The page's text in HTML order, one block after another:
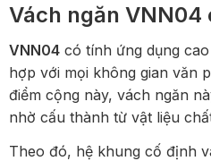
Vách ngăn VNN04
VNN04 có tính ứng dụng
hợp với mọi không gian văn
điểm cộng này, vách ngăn
nhờ cấu thành từ vật liệu
Theo đó, hệ khung cố định